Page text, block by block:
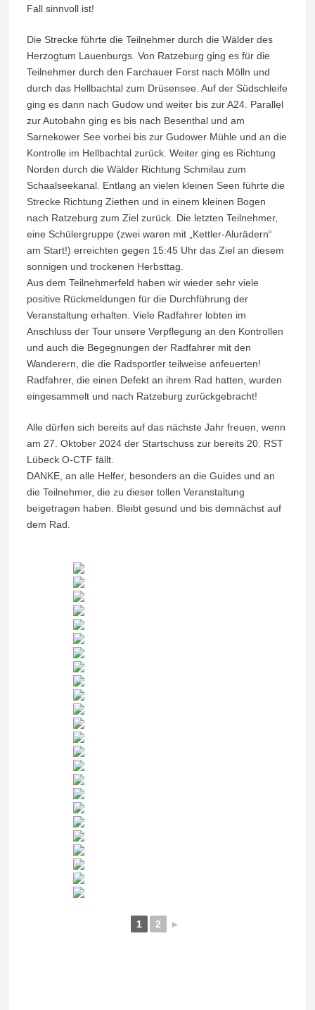
Fall sinnvoll ist!
Die Strecke führte die Teilnehmer durch die Wälder des
Herzogtum Lauenburgs. Von Ratzeburg ging es für die
Teilnehmer durch den Farchauer Forst nach Mölln und
durch das Hellbachtal zum Drüsensee. Auf der Südschleife
ging es dann nach Gudow und weiter bis zur A24. Parallel
zur Autobahn ging es bis nach Besenthal und am
Sarnekower See vorbei bis zur Gudower Mühle und an die
Kontrolle im Hellbachtal zurück. Weiter ging es Richtung
Norden durch die Wälder Richtung Schmilau zum
Schaalseekanal. Entlang an vielen kleinen Seen führte die
Strecke Richtung Ziethen und in einem kleinen Bogen
nach Ratzeburg zum Ziel zurück. Die letzten Teilnehmer,
eine Schülergruppe (zwei waren mit „Kettler-Alurädern“
am Start!) erreichten gegen 15:45 Uhr das Ziel an diesem
sonnigen und trockenen Herbsttag.
Aus dem Teilnehmerfeld haben wir wieder sehr viele
positive Rückmeldungen für die Durchführung der
Veranstaltung erhalten. Viele Radfahrer lobten im
Anschluss der Tour unsere Verpflegung an den Kontrollen
und auch die Begegnungen der Radfahrer mit den
Wanderern, die die Radsportler teilweise anfeuerten!
Radfahrer, die einen Defekt an ihrem Rad hatten, wurden
eingesammelt und nach Ratzeburg zurückgebracht!
Alle dürfen sich bereits auf das nächste Jahr freuen, wenn
am 27. Oktober 2024 der Startschuss zur bereits 20. RST
Lübeck O-CTF fällt.
DANKE, an alle Helfer, besonders an die Guides und an
die Teilnehmer, die zu dieser tollen Veranstaltung
beigetragen haben. Bleibt gesund und bis demnächst auf
dem Rad.
1 2 ►